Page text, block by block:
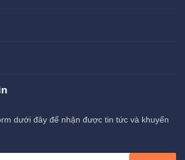
dưới đây để nhận được tin tức và khuyến